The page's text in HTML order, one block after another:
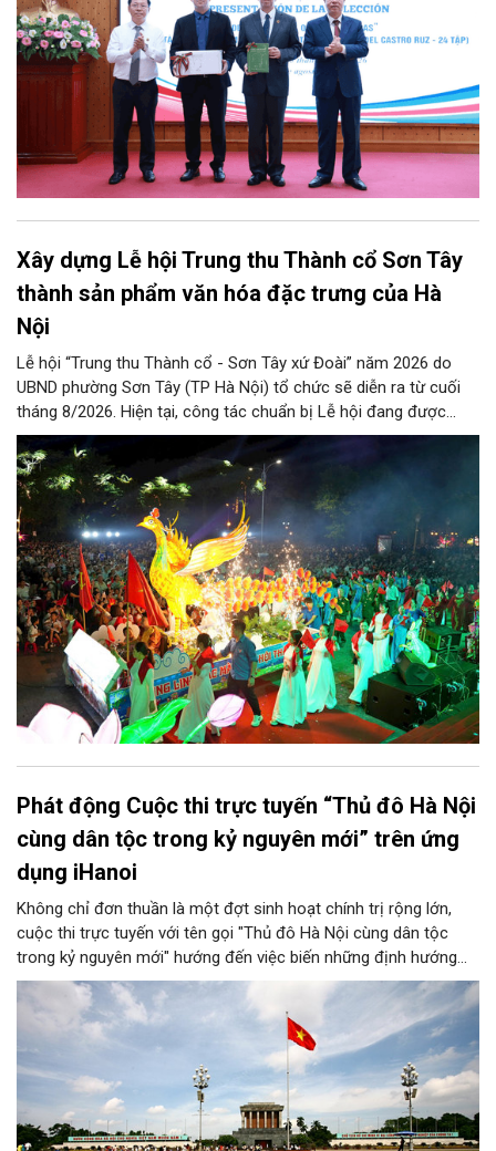
Xây dựng Lễ hội Trung thu Thành cổ Sơn Tây
thành sản phẩm văn hóa đặc trưng của Hà
Nội
Lễ hội “Trung thu Thành cổ - Sơn Tây xứ Đoài” năm 2026 do
UBND phường Sơn Tây (TP Hà Nội) tổ chức sẽ diễn ra từ cuối
tháng 8/2026. Hiện tại, công tác chuẩn bị Lễ hội đang được
chính quyền phường Sơn Tây cùng các phòng, ban, ngành, đơn
vị và 25 tổ dân phố khẩn trương triển khai, tạo khí thế sôi nổi,
sẵn sàng mang đến cho Nhân dân và du khách một mùa Trung
thu quy mô, đặc sắc và giàu bản sắc văn hóa xứ Đoài.
Phát động Cuộc thi trực tuyến “Thủ đô Hà Nội
cùng dân tộc trong kỷ nguyên mới” trên ứng
dụng iHanoi
Không chỉ đơn thuần là một đợt sinh hoạt chính trị rộng lớn,
cuộc thi trực tuyến với tên gọi "Thủ đô Hà Nội cùng dân tộc
trong kỷ nguyên mới" hướng đến việc biến những định hướng
chiến lược trong Nghị quyết số 02-NQ/TW của Bộ Chính trị
thành niềm tin, thành nhận thức chung của mỗi người dân.